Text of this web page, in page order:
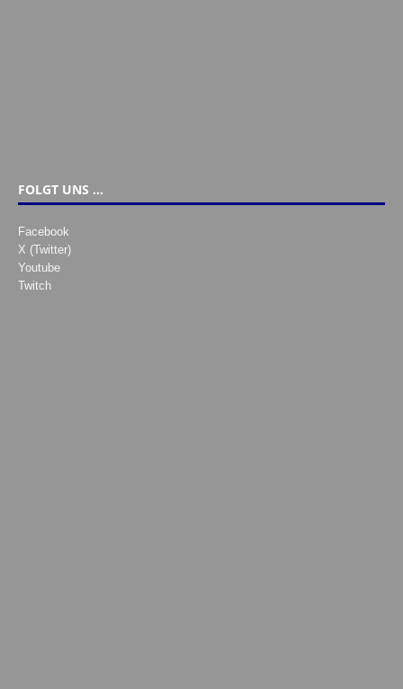
FOLGT UNS …
Facebook
X (Twitter)
Youtube
Twitch